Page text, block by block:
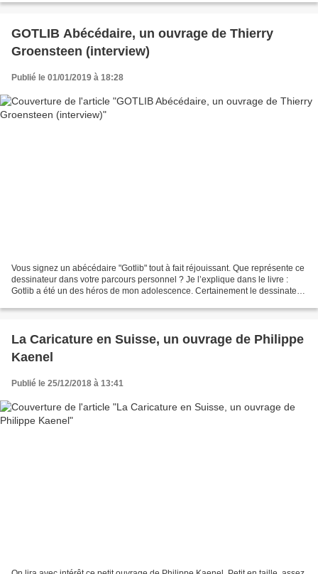
GOTLIB Abécédaire, un ouvrage de Thierry
Groensteen (interview)
Publié le 01/01/2019 à 18:28
Vous signez un abécédaire "Gotlib" tout à fait réjouissant. Que représente ce
dessinateur dans votre parcours personnel ? Je l’explique dans le livre :
Gotlib a été un des héros de mon adolescence. Certainement le dessinateur
La Caricature en Suisse, un ouvrage de Philippe
Kaenel
Publié le 25/12/2018 à 13:41